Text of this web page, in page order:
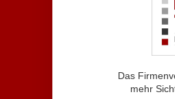
Das
mehr